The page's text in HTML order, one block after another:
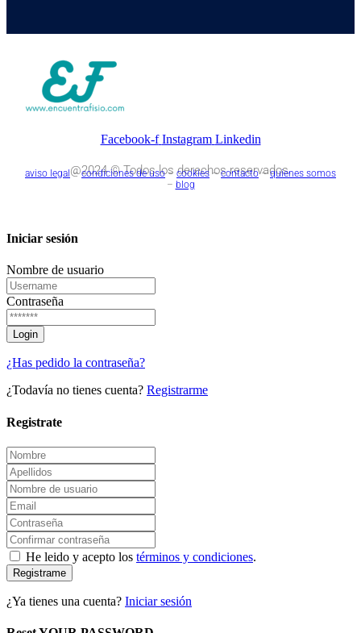
Facebook-f Instagram Linkedin
@2024 © Todos los derechos reservados.
aviso legal–condiciones de uso– cookies –contacto–quienes somos
– blog
Iniciar sesión
Nombre de usuario
Contraseña
¿Has pedido la contraseña?
¿Todavía no tienes cuenta? Registrarme
Registrate
He leido y acepto los términos y condiciones.
Registrame
¿Ya tienes una cuenta? Iniciar sesión